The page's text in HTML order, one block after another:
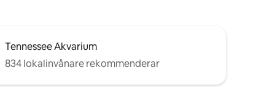
Tennessee Akvarium
834 lokalinvånare rekommenderar